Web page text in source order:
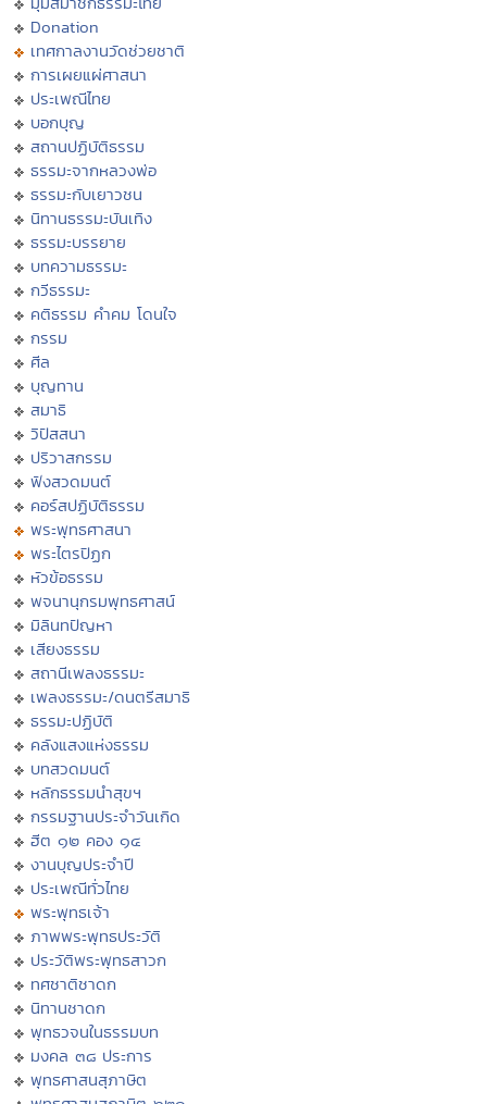
Donation
เทศกาลงานวัดช่วยชาติ
การเผยแผ่ศาสนา
ประเพณีไทย
บอกบุญ
สถานปฏิบัติธรรม
ธรรมะจากหลวงพ่อ
ธรรมะกับเยาวชน
นิทานธรรมะบันเทิง
ธรรมะบรรยาย
บทความธรรมะ
กวีธรรมะ
คติธรรม คำคม โดนใจ
กรรม
ศีล
บุญทาน
สมาธิ
วิปัสสนา
ปริวาสกรรม
ฟังสวดมนต์
คอร์สปฏิบัติธรรม
พระพุทธศาสนา
พระไตรปิฏก
หัวข้อธรรม
พจนานุกรมพุทธศาสน์
มิลินทปัญหา
เสียงธรรม
สถานีเพลงธรรมะ
เพลงธรรมะ/ดนตรีสมาธิ
ธรรมะปฏิบัติ
คลังแสงแห่งธรรม
บทสวดมนต์
หลักธรรมนำสุขฯ
กรรมฐานประจำวันเกิด
ฮีต ๑๒ คอง ๑๔
งานบุญประจำปี
ประเพณีทั่วไทย
พระพุทธเจ้า
ภาพพระพุทธประวัติ
ประวัติพระพุทธสาวก
ทศชาติชาดก
นิทานชาดก
พุทธวจนในธรรมบท
มงคล ๓๘ ประการ
พุทธศาสนสุภาษิต